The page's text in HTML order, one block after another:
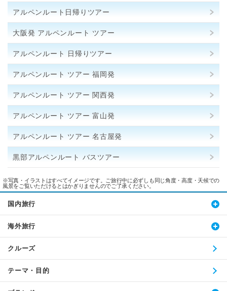
アルペンルート日帰りツアー
大阪発 アルペンルート ツアー
アルペンルート 日帰りツアー
アルペンルート ツアー 福岡発
アルペンルート ツアー 関西発
アルペンルート ツアー 富山発
アルペンルート ツアー 名古屋発
黒部アルペンルート バスツアー
※写真・イラストはすべてイメージです。ご旅行中に必ずしも同じ角度・高度・天候での
風景をご覧いただけるとはかぎりませんのでご了承ください。
国内旅行
海外旅行
クルーズ
テーマ・目的